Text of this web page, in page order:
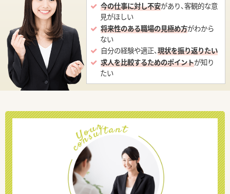
今の仕事に対し不安があり、客観的な意
見がほしい
将来性のある職場の見極め方がわから
ない
自分の経験や適正、現状を振り返りたい
求人を比較するためのポイントが知り
たい